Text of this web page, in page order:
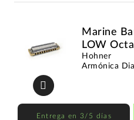
Marine
LOW
Hohner
Armónica
Entrega en 3/5 días